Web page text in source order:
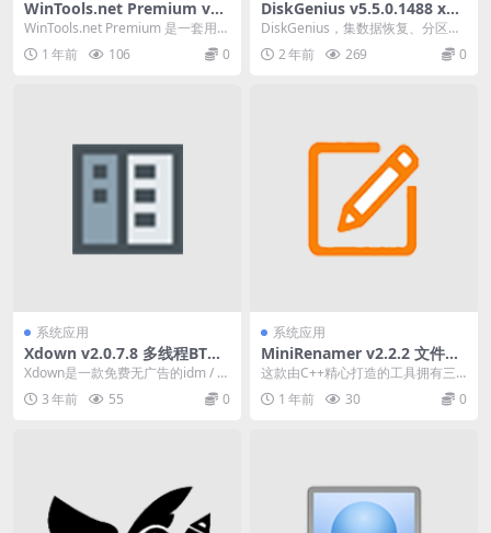
WinTools.net Premium v2
5.4.1.0 一套用于提高微软 Wi
ndows 操作系统性能的工具
WinTools.net Premium 是一套用于
提高微软 Windows 操...
1 年前 106 0
DiskGenius v5.5.0.1488 x8
6/x64 专业硬盘分区工具汉化
DiskGenius，集数据恢复、分区管
理、备份还原等多功能于一身的超
级工具软件...
2 年前 269 0
系统应用
Xdown v2.0.7.8 多线程BT种
子下载 绿色版 URL/FTP/torr
Xdown是一款免费无广告的idm / to
rrent 合成体，不仅能下载种子，...
3 年前 55 0
系统应用
MiniRenamer v2.2.2 文件批
量重命名工具绿色版
这款由C++精心打造的工具拥有三
大核心优势： ✓ 极致轻量 – 体积小
巧不占资源...
1 年前 30 0